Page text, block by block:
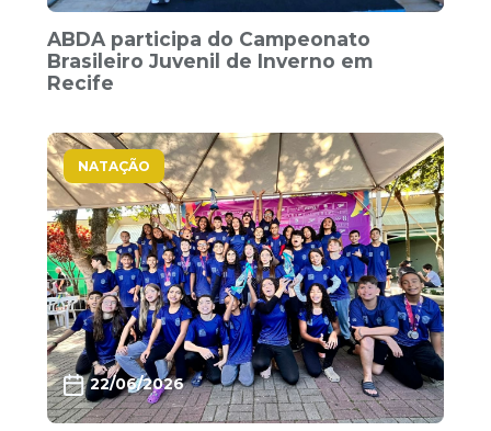
ABDA participa do Campeonato
Brasileiro Juvenil de Inverno em
Recife
NATAÇÃO
22/06/2026